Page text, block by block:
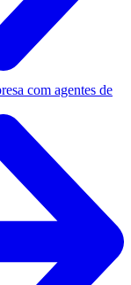
com agentes de